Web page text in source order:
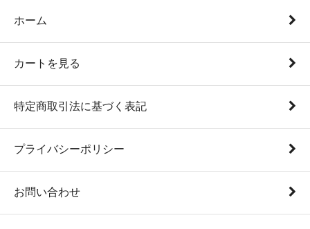
ホーム
カートを見る
特定商取引法に基づく表記
プライバシーポリシー
お問い合わせ